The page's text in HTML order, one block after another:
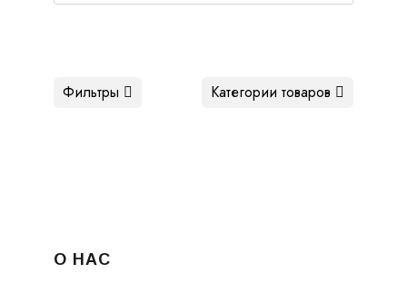
Категории товаров
Фильтры
О НАС